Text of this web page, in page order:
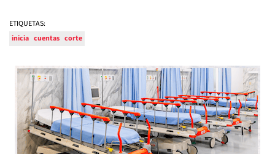
ETIQUETAS:
inicia cuentas corte